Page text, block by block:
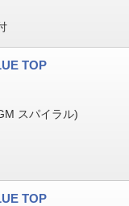
TOP
スパイラル)
TOP